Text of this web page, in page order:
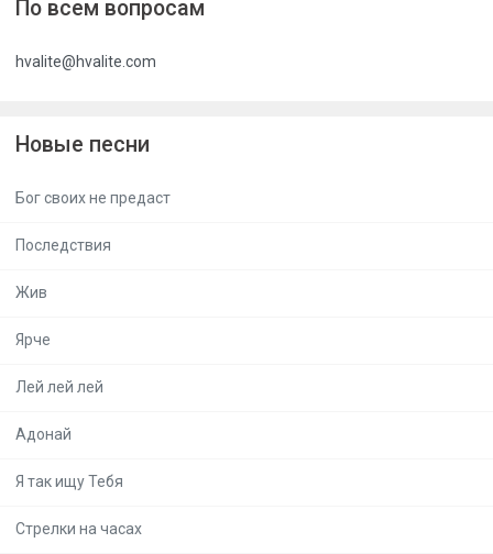
По всем вопросам
hvalite@hvalite.com
Новые песни
Бог своих не предаст
Последствия
Жив
Ярче
Лей лей лей
Адонай
Я так ищу Тебя
Стрелки на часах